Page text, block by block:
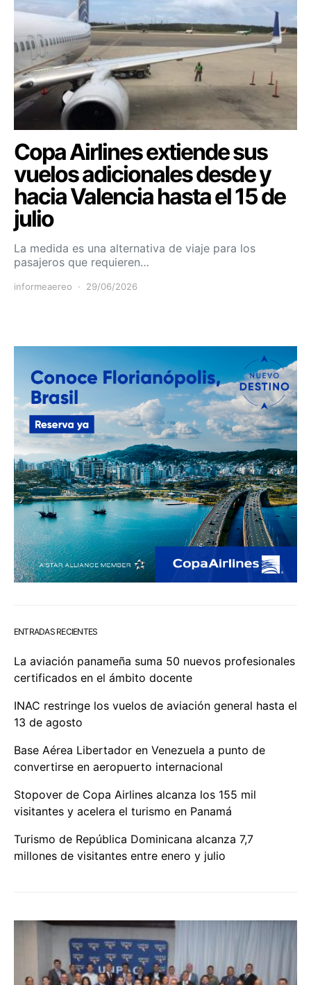
Copa Airlines extiende sus
vuelos adicionales desde y
hacia Valencia hasta el 15 de
julio
La medida es una alternativa de viaje para los
pasajeros que requieren…
informeaereo 29/06/2026
ENTRADAS RECIENTES
La aviación panameña suma 50 nuevos profesionales
certificados en el ámbito docente
INAC restringe los vuelos de aviación general hasta el
13 de agosto
Base Aérea Libertador en Venezuela a punto de
convertirse en aeropuerto internacional
Stopover de Copa Airlines alcanza los 155 mil
visitantes y acelera el turismo en Panamá
Turismo de República Dominicana alcanza 7,7
millones de visitantes entre enero y julio